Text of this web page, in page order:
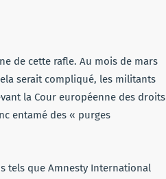
de cette rafle. Au mois de mars
serait compliqué, les militants
la Cour européenne des droits
entamé des « purges
tels que Amnesty International